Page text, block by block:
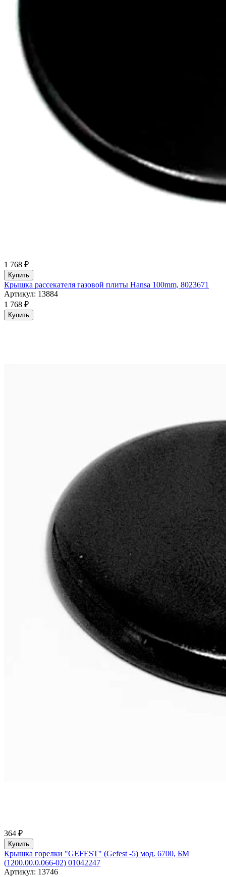
1 768 ₽
Купить
Крышка рассекателя газовой плиты Hansa 100mm, 8023671
Артикул: 13884
1 768 ₽
Купить
364 ₽
Купить
Крышка горелки "GEFEST" (Gefest -5) мод. 6700, БМ
(1200.00.0.066-02) 01042247
Артикул: 13746